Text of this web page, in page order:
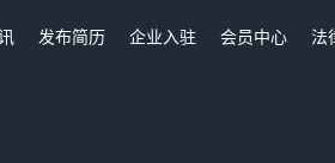
发布简历 企业入驻 会员中心
法